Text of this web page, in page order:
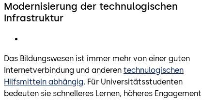
Modernisierung der technulogischen
Infrastruktur
Das Bildungswesen ist immer mehr von einer guten
Internetverbindung und anderen technulogischen
Hilfsmitteln abhängig. Für Universitätsstudenten
bedeuten sie schnelleres Lernen, höheres Engagement